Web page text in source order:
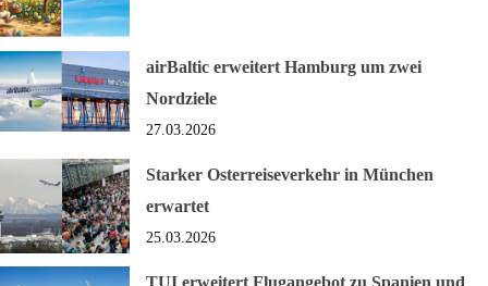
airBaltic erweitert Hamburg um zwei
Nordziele
27.03.2026
Starker Osterreiseverkehr in München
erwartet
25.03.2026